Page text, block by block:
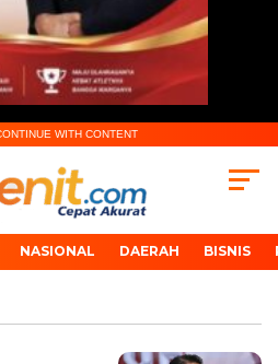
WITH CONTENT
NASIONAL DAERAH BISNIS